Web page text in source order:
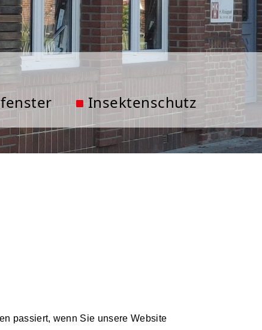
Insektenschutz
passiert, wenn Sie unsere Website